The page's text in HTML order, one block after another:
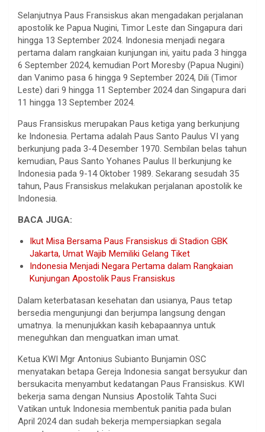
Selanjutnya Paus Fransiskus akan mengadakan perjalanan
apostolik ke Papua Nugini, Timor Leste dan Singapura dari
hingga 13 September 2024. Indonesia menjadi negara
pertama dalam rangkaian kunjungan ini, yaitu pada 3 hingga
6 September 2024, kemudian Port Moresby (Papua Nugini)
dan Vanimo pasa 6 hingga 9 September 2024, Dili (Timor
Leste) dari 9 hingga 11 September 2024 dan Singapura dari
11 hingga 13 September 2024.
Paus Fransiskus merupakan Paus ketiga yang berkunjung
ke Indonesia. Pertama adalah Paus Santo Paulus VI yang
berkunjung pada 3-4 Desember 1970. Sembilan belas tahun
kemudian, Paus Santo Yohanes Paulus II berkunjung ke
Indonesia pada 9-14 Oktober 1989. Sekarang sesudah 35
tahun, Paus Fransiskus melakukan perjalanan apostolik ke
Indonesia.
BACA JUGA:
Ikut Misa Bersama Paus Fransiskus di Stadion GBK
Jakarta, Umat Wajib Memiliki Gelang Tiket
Indonesia Menjadi Negara Pertama dalam Rangkaian
Kunjungan Apostolik Paus Fransiskus
Dalam keterbatasan kesehatan dan usianya, Paus tetap
bersedia mengunjungi dan berjumpa langsung dengan
umatnya. Ia menunjukkan kasih kebapaannya untuk
meneguhkan dan menguatkan iman umat.
Ketua KWI Mgr Antonius Subianto Bunjamin OSC
menyatakan betapa Gereja Indonesia sangat bersyukur dan
bersukacita menyambut kedatangan Paus Fransiskus. KWI
bekerja sama dengan Nunsius Apostolik Tahta Suci
Vatikan untuk Indonesia membentuk panitia pada bulan
April 2024 dan sudah bekerja mempersiapkan segala